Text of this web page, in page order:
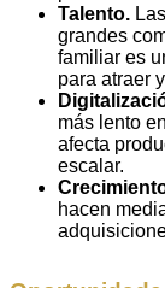
Talento.
grandes
familiar es
para atraer
más lento
afecta
escalar.
hacen